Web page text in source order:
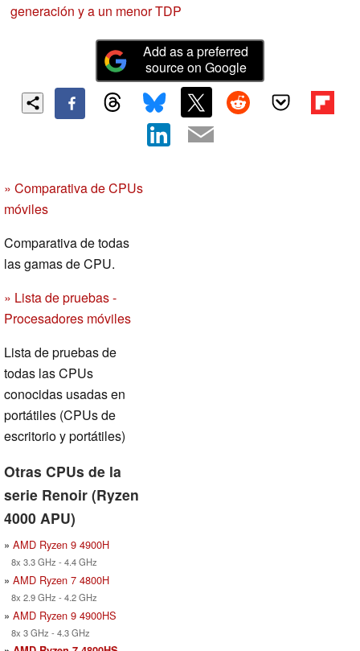
generación y a un menor TDP
Add as a preferred
source on Google
» Comparativa de CPUs
móviles
Comparativa de todas
las gamas de CPU.
» Lista de pruebas -
Procesadores móviles
Lista de pruebas de
todas las CPUs
conocidas usadas en
portátiles (CPUs de
escritorio y portátiles)
Otras CPUs de la
serie Renoir (Ryzen
4000 APU)
» AMD Ryzen 9 4900H
8x 3.3 GHz - 4.4 GHz
» AMD Ryzen 7 4800H
8x 2.9 GHz - 4.2 GHz
» AMD Ryzen 9 4900HS
8x 3 GHz - 4.3 GHz